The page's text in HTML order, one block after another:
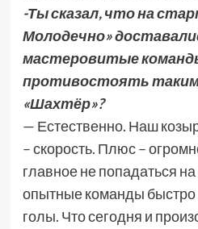
-Ты сказал, что на
Молодечно»
мастеровитые
противостоять таким
«Шахтёр»?
— Естественно. Наш
– скорость. Плюс –
главное не попадаться
опытные команды
голы. Что сегодня и